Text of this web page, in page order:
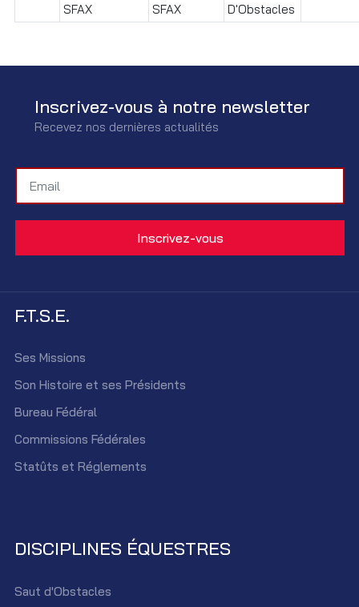
SFAX
SFAX
D'Obstacles
Inscrivez-vous à notre newsletter
Recevez nos dernières actualités
F.T.S.E.
Ses Missions
Son Histoire et ses Présidents
Bureau Fédéral
Commissions Fédérales
Statûts et Réglements
DISCIPLINES ÉQUESTRES
Saut d'Obstacles